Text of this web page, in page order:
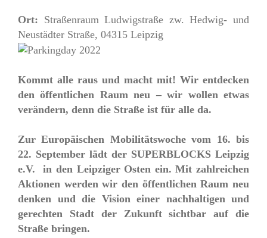
Ort: Straßenraum Ludwigstraße zw. Hedwig- und
Neustädter Straße, 04315 Leipzig
Kommt alle raus und macht mit! Wir entdecken
den öffentlichen Raum neu – wir wollen etwas
verändern, denn die Straße ist für alle da.
Zur Europäischen Mobilitätswoche vom 16. bis
22. September lädt der SUPERBLOCKS Leipzig
e.V. in den Leipziger Osten ein. Mit zahlreichen
Aktionen werden wir den öffentlichen Raum neu
denken und die Vision einer nachhaltigen und
gerechten Stadt der Zukunft sichtbar auf die
Straße bringen.